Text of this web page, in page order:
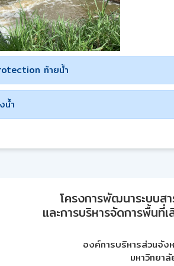
ท้ายน้ำ
น้ำ
โครงการพัฒนาระบบส
และการบริหารจัดการพื้นที่
องค์การบริหารส่วนจัง
มหาวิทยา